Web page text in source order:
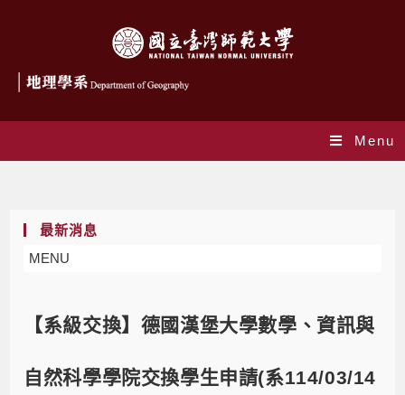
Menu
最新消息
MENU
【系級交換】德國漢堡大學數學、資訊與
自然科學學院交換學生申請(系114/03/14